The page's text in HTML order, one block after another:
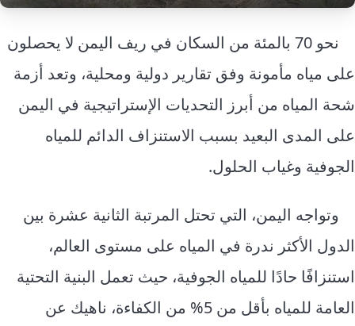
نحو 70 بالمئة من السكان في ريف اليمن لا يحصلون
على مياه مأمونة وفق تقارير دولية ومحلية، وتعد أزمة
شحة المياه من أبرز التحديات الإستراتيجية في اليمن
على المدى البعيد بسبب الاستنزاف الدائم للمياه
الجوفية وغياب الحلول.
وتواجه اليمن، التي تحتل المرتبة الثانية عشرة بين
الدول الأكثر ندرة في المياه على مستوى العالم،
استنزافًا حادًا للمياه الجوفية، حيث تعمل البنية التحتية
العامة للمياه بأقل من 5% من الكفاءة، ناهيك عن